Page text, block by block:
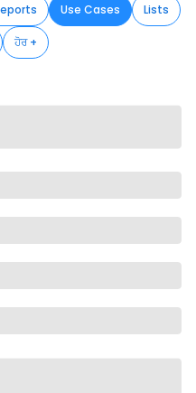
Use Cases Lists
ਹੋਰ +